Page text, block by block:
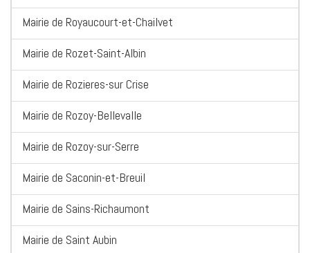
Mairie de Royaucourt-et-Chailvet
Mairie de Rozet-Saint-Albin
Mairie de Rozieres-sur Crise
Mairie de Rozoy-Bellevalle
Mairie de Rozoy-sur-Serre
Mairie de Saconin-et-Breuil
Mairie de Sains-Richaumont
Mairie de Saint Aubin